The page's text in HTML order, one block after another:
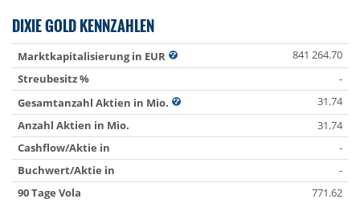
DIXIE GOLD KENNZAHLEN
Marktkapitalisierung in EUR
841 264.70
Streubesitz %
-
Gesamtanzahl Aktien in Mio.
31.74
Anzahl Aktien in Mio.
31.74
Cashflow/Aktie in
-
Buchwert/Aktie in
-
90 Tage Vola
771.62